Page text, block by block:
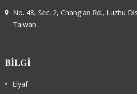
No. 48, Sec. 2, Chang'an Rd., Luzhu
Taiwan
BILGI
Elyaf